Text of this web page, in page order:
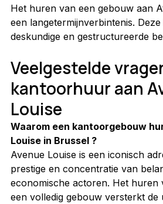
Het huren van een gebouw aan
een langetermijnverbintenis.
deskundige en gestructureerde
Veelgestelde
kantoorhuur aan
Louise
Waarom een kantoorgebouw
Louise in Brussel ?
Avenue Louise is een iconisch
prestige en concentratie van
economische actoren. Het
een volledig gebouw versterkt de